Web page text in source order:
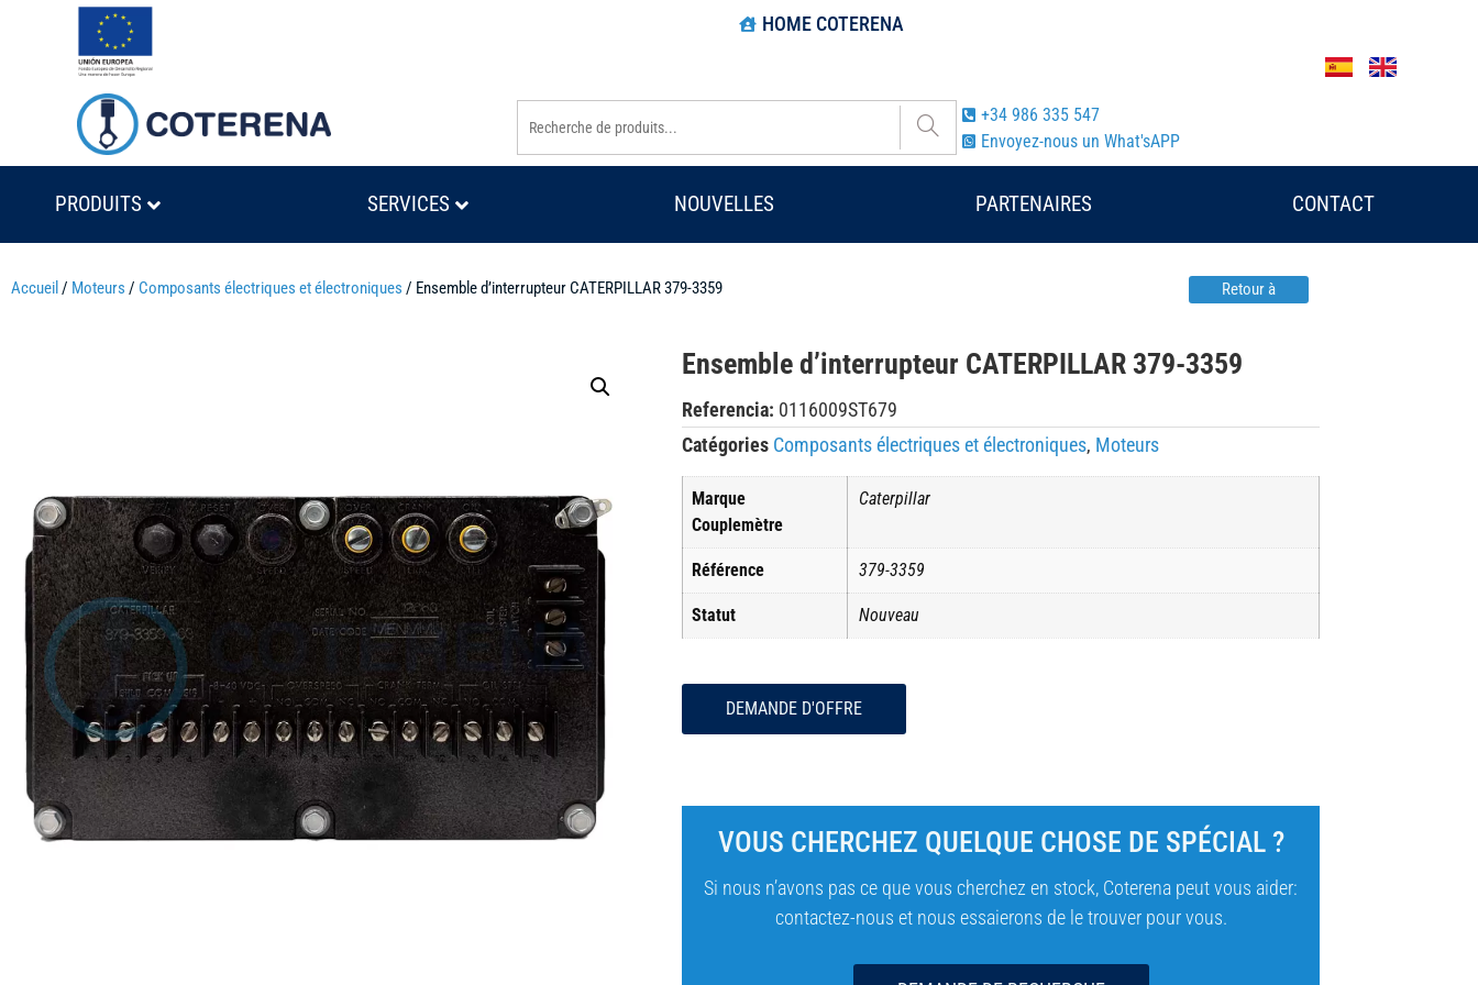
HOME COTERENA
+34 986 335 547
Envoyez-nous un What'sAPP
PRODUITS SERVICES NOUVELLES PARTENAIRES CONTACT
Accueil / Moteurs / Composants électriques et électroniques / Ensemble d’interrupteur CATERPILLAR 379-3359 Retour à
Ensemble d’interrupteur CATERPILLAR 379-3359
Referencia: 0116009ST679
Catégories Composants électriques et électroniques, Moteurs
Marque
Couplemètre
Caterpillar
Référence 379-3359
Statut Nouveau
DEMANDE D'OFFRE
VOUS CHERCHEZ QUELQUE CHOSE DE SPÉCIAL ?
Si nous n’avons pas ce que vous cherchez en stock, Coterena peut vous aider:
contactez-nous et nous essaierons de le trouver pour vous.